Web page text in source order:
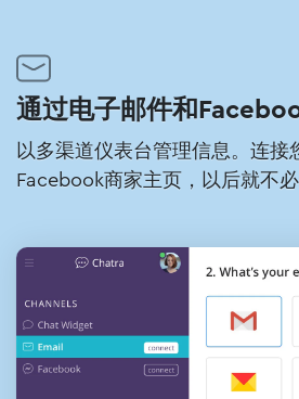
通过电子邮件和
以多渠道仪表台管理信息。连接
Facebook商家主页，以后就不